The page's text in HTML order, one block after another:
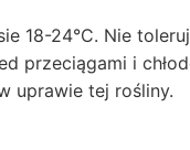
18-24°C. Nie
przeciągami i
uprawie tej rośliny.